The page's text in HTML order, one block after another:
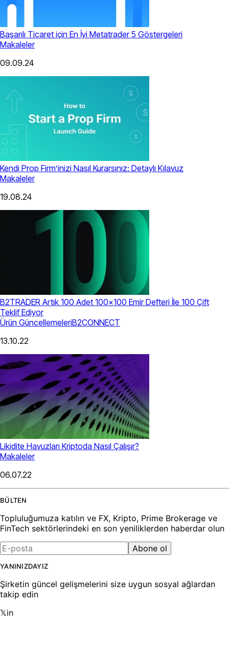
Başarılı Ticaret için En İyi Metatrader 5 Göstergeleri
Makaleler
09.09.24
Kendi Prop Firm’inizi Nasıl Kurarsınız: Detaylı Kılavuz
Makaleler
19.08.24
B2TRADER Artık 100 Adet 100×100 Emir Defteri İle 100 Çift
Teklif Ediyor
Ürün GüncellemeleriB2CONNECT
13.10.22
Likidite Havuzları Kriptoda Nasıl Çalışır?
Makaleler
06.07.22
BÜLTEN
Topluluğumuza katılın ve FX, Kripto, Prime Brokerage ve
FinTech sektörlerindeki en son yeniliklerden haberdar olun
Abone ol
YANINIZDAYIZ
Şirketin güncel gelişmelerini size uygun sosyal ağlardan
takip edin
𝕏in